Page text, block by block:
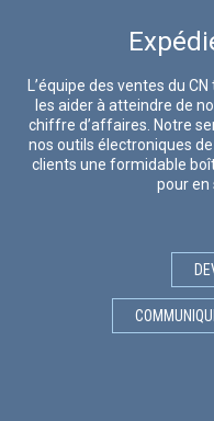
L’équipe des ventes du
les aider à atteindre de
chiffre d’affaires. Notre
nos outils électroniques
clients une formidable
pour en